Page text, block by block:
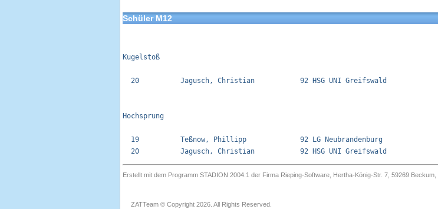
Schüler M12
Kugelstoß
  20          Jagusch, Christian           92 HSG UNI Greifswald
Hochsprung
  19          Teßnow, Phillipp             92 LG Neubrandenburg
Erstellt mit dem Programm STADION 2004.1 der Firma Rieping-Software, Hertha-König-Str. 7, 59269 Beckum,
ZATTeam © Copyright 2026. All Rights Reserved.